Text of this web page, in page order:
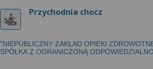
Przychodnia chocz
"NIEPUBLICZNY ZAKŁAD OPIEKI
SPÓŁKA Z OGRANICZONĄ